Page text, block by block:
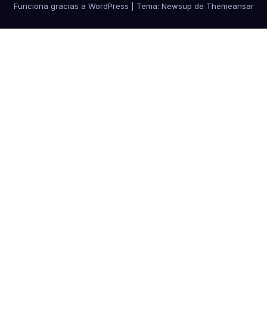
Funciona gracias a WordPress Tema: Newsup de Themeansar